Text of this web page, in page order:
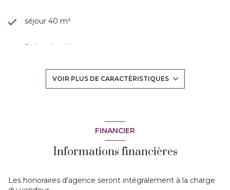
séjour 40 m²
2 chambre(s)
Chauffage individuel : poêle (bois)
1 garage(s)
VOIR PLUS DE CARACTÉRISTIQUES
FINANCIER
Informations financières
Les honoraires d'agence seront intégralement à la charge